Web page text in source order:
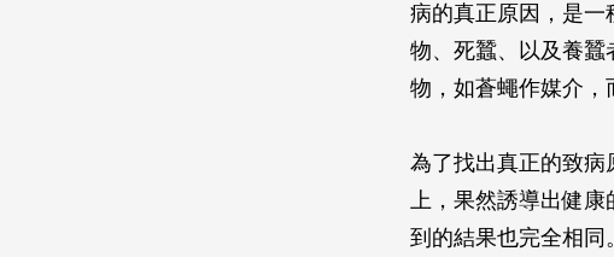
病的真正原因，是一
物、死蠶、以及養蠶
物，如蒼蠅作媒介，
為了找出真正的致病
上，果然誘導出健
到的結果也完全相同。